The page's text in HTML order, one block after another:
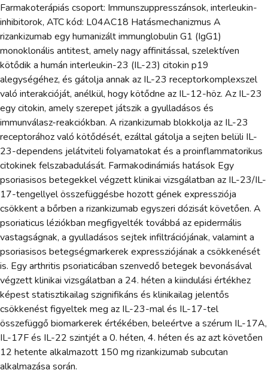
Farmakoterápiás csoport: Immunszuppresszánsok, interleukin-
inhibitorok, ATC kód: L04AC18 Hatásmechanizmus A
rizankizumab egy humanizált immunglobulin G1 (IgG1)
monoklonális antitest, amely nagy affinitással, szelektíven
kötődik a humán interleukin-23 (IL-23) citokin p19
alegységéhez, és gátolja annak az IL-23 receptorkomplexszel
való interakcióját, anélkül, hogy kötődne az IL-12-höz. Az IL-23
egy citokin, amely szerepet játszik a gyulladásos és
immunválasz-reakciókban. A rizankizumab blokkolja az IL-23
receptorához való kötődését, ezáltal gátolja a sejten belüli IL-
23-dependens jelátviteli folyamatokat és a proinflammatorikus
citokinek felszabadulását. Farmakodinámiás hatások Egy
psoriasisos betegekkel végzett klinikai vizsgálatban az IL-23/IL-
17-tengellyel összefüggésbe hozott gének expressziója
csökkent a bőrben a rizankizumab egyszeri dózisát követően. A
psoriaticus léziókban megfigyelték továbbá az epidermális
vastagságnak, a gyulladásos sejtek infiltrációjának, valamint a
psoriasisos betegségmarkerek expressziójának a csökkenését
is. Egy arthritis psoriaticában szenvedő betegek bevonásával
végzett klinikai vizsgálatban a 24. héten a kiindulási értékhez
képest statisztikailag szignifikáns és klinikailag jelentős
csökkenést figyeltek meg az IL-23-mal és IL-17-tel
összefüggő biomarkerek értékében, beleértve a szérum IL-17A,
IL-17F és IL-22 szintjét a 0. héten, 4. héten és az azt követően
12 hetente alkalmazott 150 mg rizankizumab subcutan
alkalmazása során.